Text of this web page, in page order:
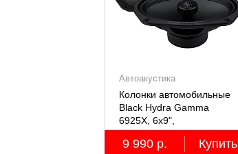
Автоакустика
Колонки автомобильные
Black Hydra Gamma
6925X, 6х9",
коаксиальные
двухполосные, 2 шт.
9 990 р. Купить